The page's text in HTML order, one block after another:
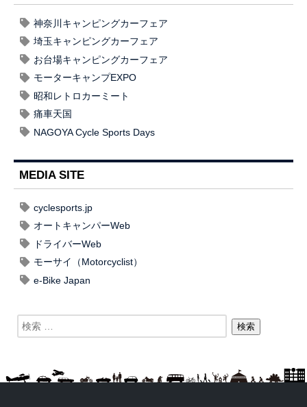
神奈川キャンピングカーフェア
埼玉キャンピングカーフェア
お台場キャンピングカーフェア
モーターキャンプEXPO
昭和レトロカーミート
痛車天国
NAGOYA Cycle Sports Days
MEDIA SITE
cyclesports.jp
オートキャンパーWeb
ドライバーWeb
モーサイ（Motorcyclist）
e-Bike Japan